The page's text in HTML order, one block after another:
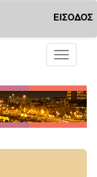
ΕΙΣΟΔΟΣ
Toggle